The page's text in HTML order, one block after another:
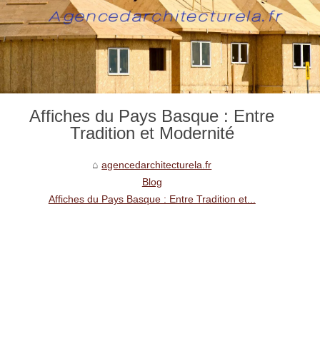
Affiches du Pays Basque : Entre
Tradition et Modernité
agencedarchitecturela.fr
Blog
Affiches du Pays Basque : Entre Tradition et...